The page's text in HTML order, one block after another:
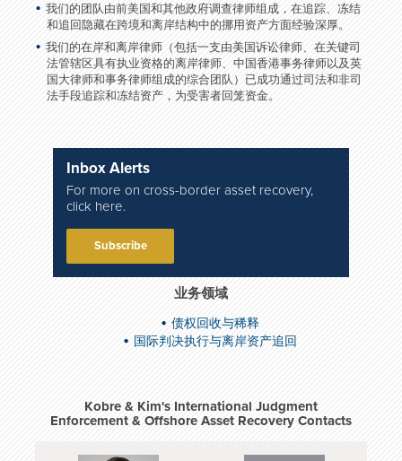
我们的团队由前美国和其他政府调查律师组成，在追踪、冻结
和追回隐藏在跨境和离岸结构中的挪用资产方面经验深厚。
我们的在岸和离岸律师（包括一支由美国诉讼律师、在关键司
法管辖区具有执业资格的离岸律师、中国香港事务律师以及英
国大律师和事务律师组成的综合团队）已成功通过司法和非司
法手段追踪和冻结资产，为受害者回笼资金。
Inbox Alerts
For more on cross-border asset recovery,
click here.
Subscribe
业务领域
债权回收与稀释
国际判决执行与离岸资产追回
Kobre & Kim's International Judgment
Enforcement & Offshore Asset Recovery Contacts